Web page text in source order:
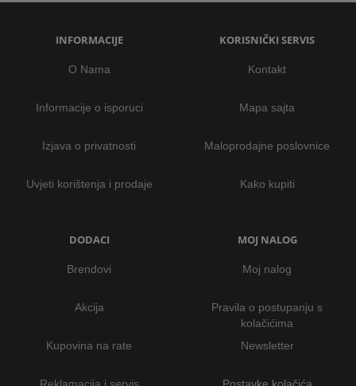
INFORMACIJE
O Nama
Informacije o isporuci
Izjava o privatnosti
Uvjeti korištenja i prodaje
KORISNIČKI SERVIS
Kontakt
Mapa sajta
Maloprodajne poslovnice
Kako kupiti
DODACI
Brendovi
Akcija
Kupovina na rate
MOJ NALOG
Moj nalog
Pravila o postupanju s
kolačićima
Newsletter